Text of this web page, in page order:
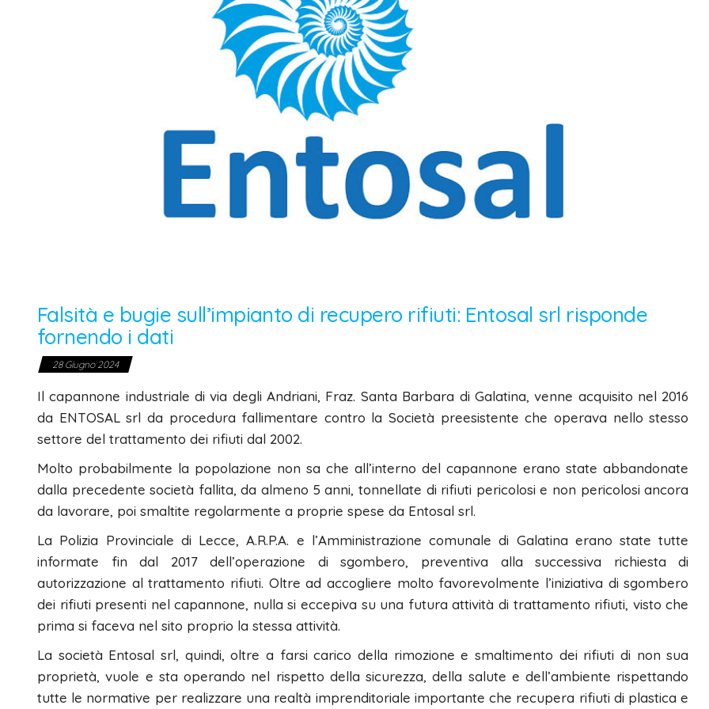
Falsità e bugie sull’impianto di recupero rifiuti: Entosal srl risponde
fornendo i dati
28 Giugno 2024
Il capannone industriale di via degli Andriani, Fraz. Santa Barbara di Galatina, venne acquisito nel 2016
da ENTOSAL srl da procedura fallimentare contro la Società preesistente che operava nello stesso
settore del trattamento dei rifiuti dal 2002.
Molto probabilmente la popolazione non sa che all’interno del capannone erano state abbandonate
dalla precedente società fallita, da almeno 5 anni, tonnellate di rifiuti pericolosi e non pericolosi ancora
da lavorare, poi smaltite regolarmente a proprie spese da Entosal srl.
La Polizia Provinciale di Lecce, A.R.P.A. e l’Amministrazione comunale di Galatina erano state tutte
informate fin dal 2017 dell’operazione di sgombero, preventiva alla successiva richiesta di
autorizzazione al trattamento rifiuti. Oltre ad accogliere molto favorevolmente l’iniziativa di sgombero
dei rifiuti presenti nel capannone, nulla si eccepiva su una futura attività di trattamento rifiuti, visto che
prima si faceva nel sito proprio la stessa attività.
La società Entosal srl, quindi, oltre a farsi carico della rimozione e smaltimento dei rifiuti di non sua
proprietà, vuole e sta operando nel rispetto della sicurezza, della salute e dell’ambiente rispettando
tutte le normative per realizzare una realtà imprenditoriale importante che recupera rifiuti di plastica e